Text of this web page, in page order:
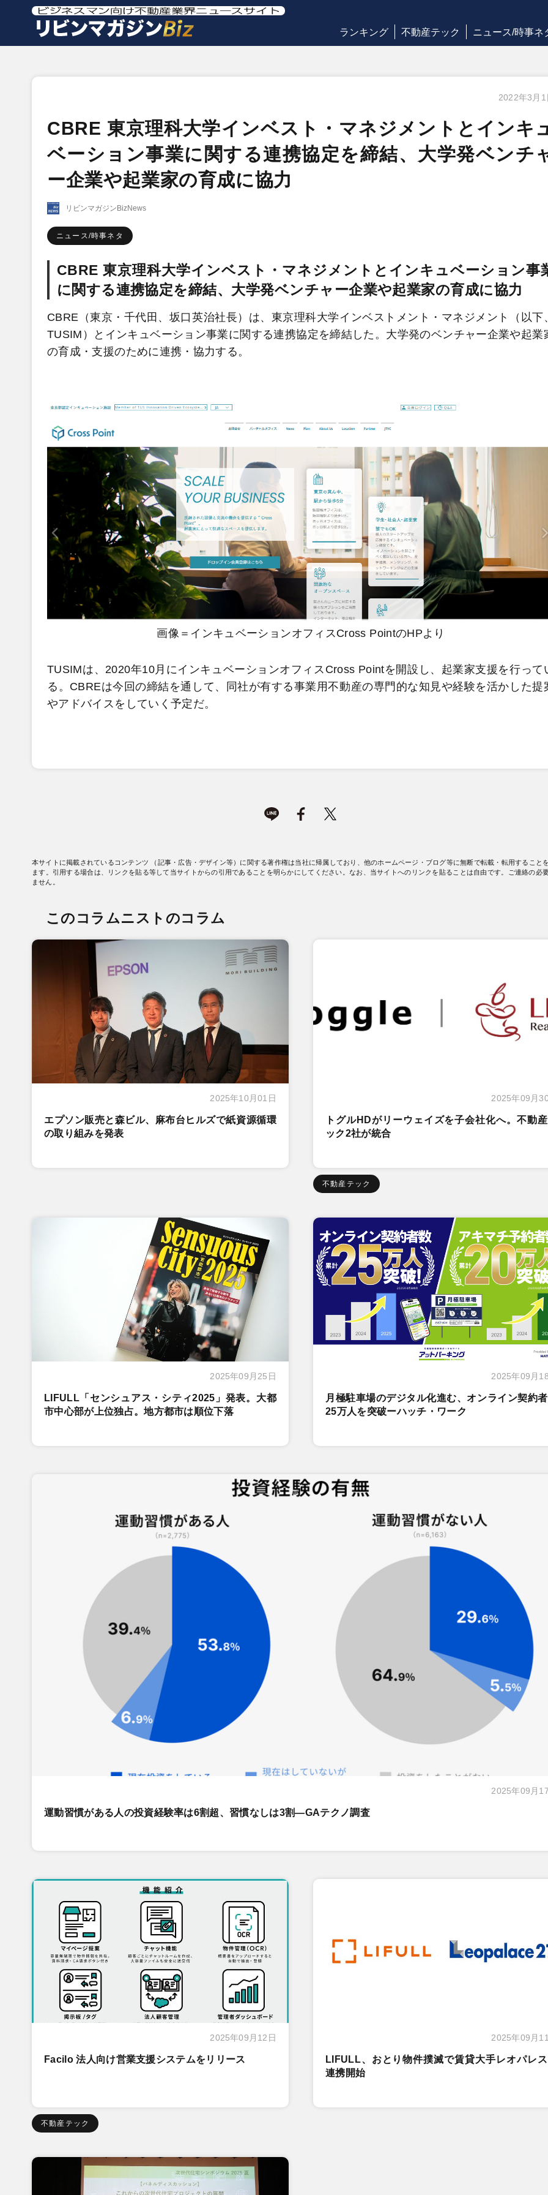
ランキング 不動産テック ニュース/時事ネ
2022年3月1
CBRE 東京理科大学インベスト・マネジメントとインキ
ベーション事業に関する連携協定を締結、大学発ベンチ
ー企業や起業家の育成に協力
リビンマガジンBizNews
ニュース/時事ネタ
CBRE 東京理科大学インベスト・マネジメントとインキュベーション事
に関する連携協定を締結、大学発ベンチャー企業や起業家の育成に協力
CBRE（東京・千代田、坂口英治社長）は、東京理科大学インベストメント・マネジメント（以下
TUSIM）とインキュベーション事業に関する連携協定を締結した。大学発のベンチャー企業や起業
の育成・支援のために連携・協力する。
画像＝インキュベーションオフィスCross PointのHPより
TUSIMは、2020年10月にインキュベーションオフィスCross Pointを開設し、起業家支援を行って
る。CBREは今回の締結を通して、同社が有する事業用不動産の専門的な知見や経験を活かした提
やアドバイスをしていく予定だ。
本サイトに掲載されているコンテンツ （記事・広告・デザイン等）に関する著作権は当社に帰属しており、他のホームページ・ブログ等に無断で転載・転用すること
ます。引用する場合は、リンクを貼る等して当サイトからの引用であることを明らかにしてください。なお、当サイトへのリンクを貼ることは自由です。ご連絡の必
ません。
このコラムニストのコラム
2025年10月01日
エプソン販売と森ビル、麻布台ヒルズで紙資源循環
の取り組みを発表
2025年09月
トグルHDがリーウェイズを子会社化へ。不動
ック2社が統合
不動産テック
2025年09月25日
LIFULL「センシュアス・シティ2025」発表。大都
市中心部が上位独占。地方都市は順位下落
2025年09月
月極駐車場のデジタル化進む、オンライン契約
25万人を突破ーハッチ・ワーク
2025年09月
運動習慣がある人の投資経験率は6割超、習慣なしは3割―GAテクノ調査
2025年09月12日
Facilo 法人向け営業支援システムをリリース
不動産テック
2025年09月
LIFULL、おとり物件撲滅で賃貸大手レオパレ
連携開始